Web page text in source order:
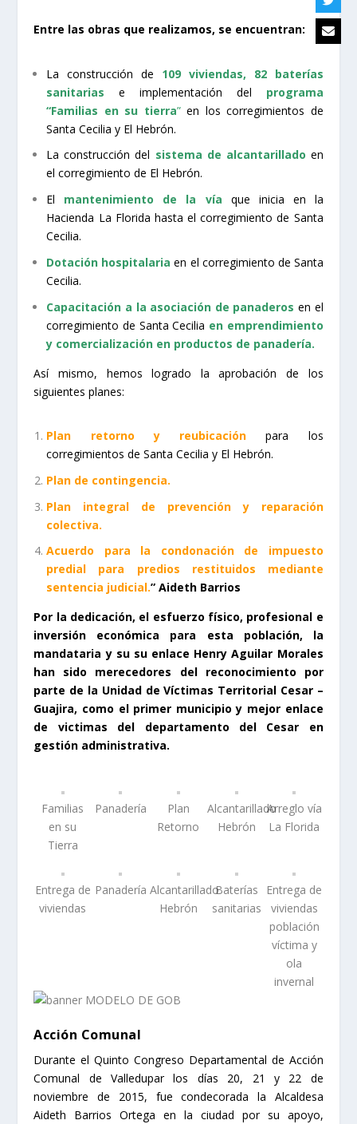
Entre las obras que realizamos, se encuentran:
La construcción de 109 viviendas, 82 baterías
sanitariase implementación del programa
“Familias en su tierra”en los corregimientos de
Santa Cecilia y El Hebrón.
La construcción del sistema de alcantarillado en
el corregimiento de El Hebrón.
El mantenimiento de la vía que inicia en la
Hacienda La Florida hasta el corregimiento de Santa
Cecilia.
Dotación hospitalariaen el corregimiento de Santa
Cecilia.
Capacitación a la asociación de panaderos en el
corregimiento de Santa Cecilia en emprendimiento
y comercialización en productos de panadería.
Así mismo, hemos logrado la aprobación de los
siguientes planes:
Plan retorno y reubicación
para los
corregimientos de Santa Cecilia y El Hebrón.
Plan de contingencia.
Plan integral de prevención y reparación
colectiva.
Acuerdo para la condonación de impuesto
predial para predios restituidos mediante
sentencia judicial.” Aideth Barrios
Por la dedicación, el esfuerzo físico, profesional e
inversión económica para esta población, la
mandataria y su su enlace Henry Aguilar Morales
han sido merecedores del reconocimiento por
parte de la Unidad de Víctimas Territorial Cesar –
Guajira, como el primer municipio y mejor enlace
de victimas del departamento del Cesar en
gestión administrativa.
Familias
en su
Tierra
Panadería
Plan
Retorno
Alcantarillado
Hebrón
Arreglo vía
La Florida
Entrega de
viviendas
Panadería Alcantarillado
Hebrón
Baterías
sanitarias
Entrega de
viviendas
población
víctima y
ola
invernal
Acción Comunal
Durante el Quinto Congreso Departamental de Acción
Comunal de Valledupar los días 20, 21 y 22 de
noviembre de 2015, fue condecorada la Alcaldesa
Aideth Barrios Ortega en la ciudad por su apoyo,